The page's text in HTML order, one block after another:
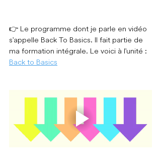
👉 Le programme dont je parle en vidéo
s'appelle Back To Basics. Il fait partie de
ma formation intégrale. Le voici à l'unité :
Back to Basics